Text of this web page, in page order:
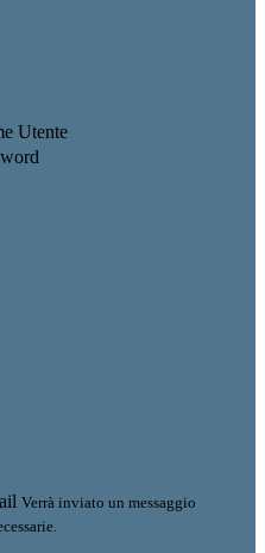
Utente
Verrà inviato un messaggio